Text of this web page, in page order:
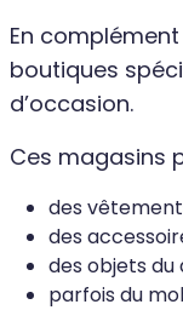
En
boutiques
d’occasion.
Ces magasins
des
des
des objets du
parfois du